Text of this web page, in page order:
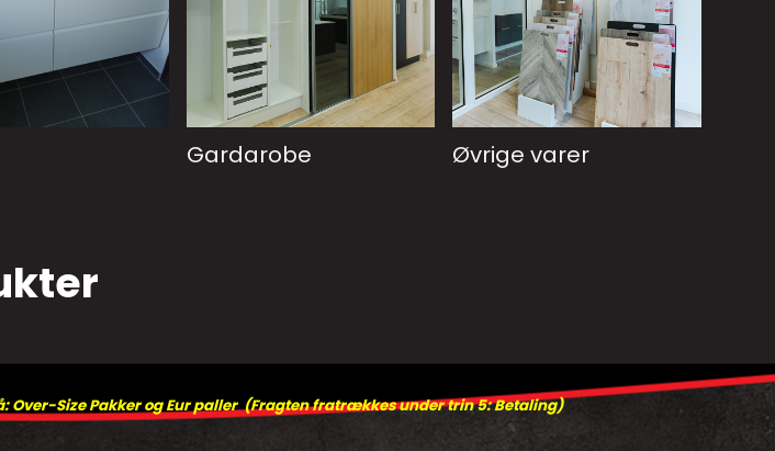
Gardarobe Øvrige varer
Over-Size Pakker og Eur paller (Fragten fratrækkes under trin 5: Betaling)